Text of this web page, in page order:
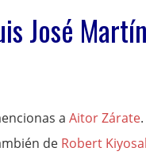
José
a Aitor Zárate.
de Robert